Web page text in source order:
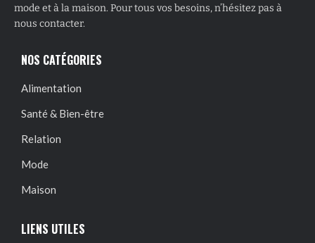
mode et à la maison. Pour tous vos besoins, n’hésitez pas à
nous contacter.
NOS CATÉGORIES
Alimentation
Santé & Bien-être
Relation
Mode
Maison
LIENS UTILES